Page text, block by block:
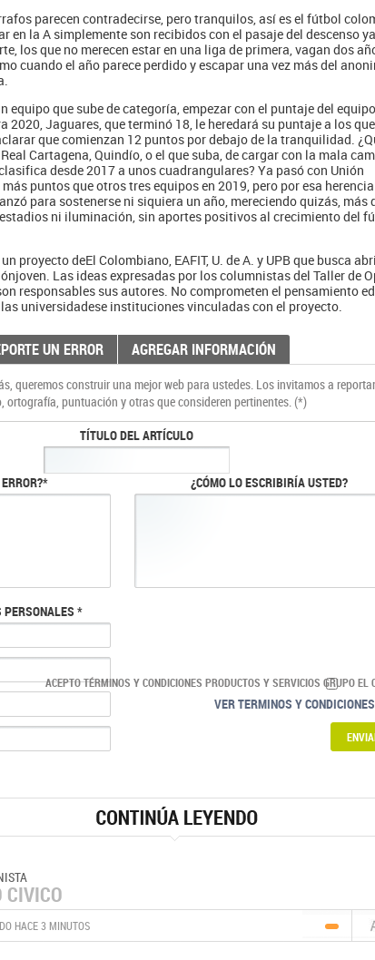
parecen contradecirse, pero tranquilos, así es el fútbol
en la A simplemente son recibidos con el pasaje del descenso ya
los que no merecen estar en una liga de primera, vagan dos
cuando el año parece perdido y escapar una vez más del
equipo que sube de categoría, empezar con el puntaje del
2020, Jaguares, que terminó 18, le heredará su puntaje a los que
que comienzan 12 puntos por debajo de la tranquilidad.
Cartagena, Quindío, o el que suba, de cargar con la mala
desde 2017 a unos cuadrangulares? Ya pasó con Unión
puntos que otros tres equipos en 2019, pero por esa herencia
para sostenerse ni siquiera un año, mereciendo quizás, más
ni iluminación, sin aportes positivos al crecimiento del
proyecto deEl Colombiano, EAFIT, U. de A. y UPB que busca
Las ideas expresadas por los columnistas del Taller de
responsables sus autores. No comprometen el pensamiento
universidadese instituciones vinculadas con el proyecto.
UN ERROR AGREGAR INFORMACIÓN
queremos construir una mejor web para ustedes. Los invitamos a
ortografía, puntuación y otras que consideren pertinentes. (*)
TÍTULO DEL ARTÍCULO
¿CÓMO LO ESCRIBIRÍA USTED?
PERSONALES *
ACEPTO TÉRMINOS Y CONDICIONES PRODUCTOS Y SERVICIOS GRUPO EL
VER TERMINOS Y CONDICIONES
CIVICO
HACE 3 MINUTOS